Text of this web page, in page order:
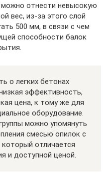
отнести невысокую
вес, из-за этого слой
500 мм, в связи с чем
способности балок
о легких бетонах
эффективность,
цена, к тому же для
оборудование.
можно упомянуть
смесью опилок с
отличается
и доступной ценой.